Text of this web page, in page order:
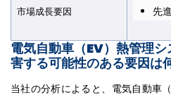
市場成長要因​​​​​​​ 先
電気自動車（EV）熱管理
害する可能性のある要因は
当社の分析によると、電気自動車